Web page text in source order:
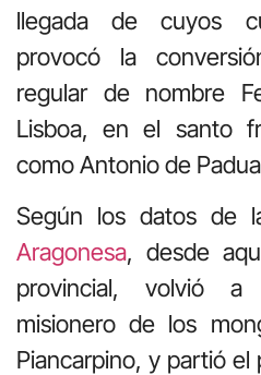
llegada de cuyos
provocó la
regular de nombre
Lisboa, en el santo
como Antonio de
Según los datos de
Aragonesa, desde
provincial, volvió
misionero de los
Piancarpino, y partió el